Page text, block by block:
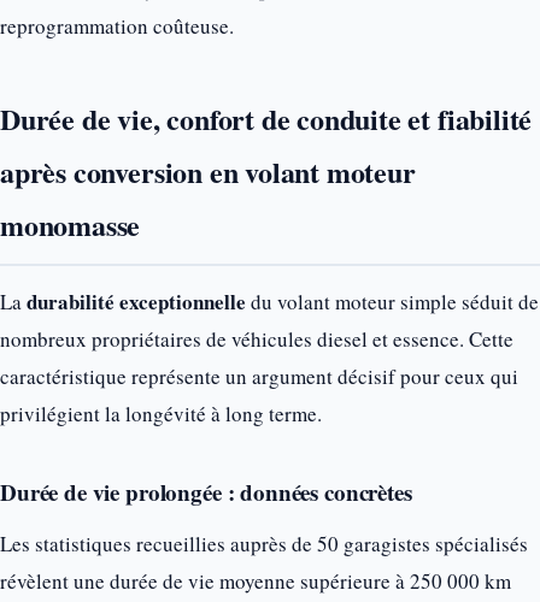
reprogrammation coûteuse.
Durée de vie, confort de conduite et fiabilité
après conversion en volant moteur
monomasse
Ladurabilité exceptionnelle du volant moteur simple séduit de
nombreux propriétaires de véhicules diesel et essence. Cette
caractéristique représente un argument décisif pour ceux qui
privilégient la longévité à long terme.
Durée de vie prolongée : données concrètes
Les statistiques recueillies auprès de 50 garagistes spécialisés
révèlent une durée de vie moyenne supérieure à 250 000 km